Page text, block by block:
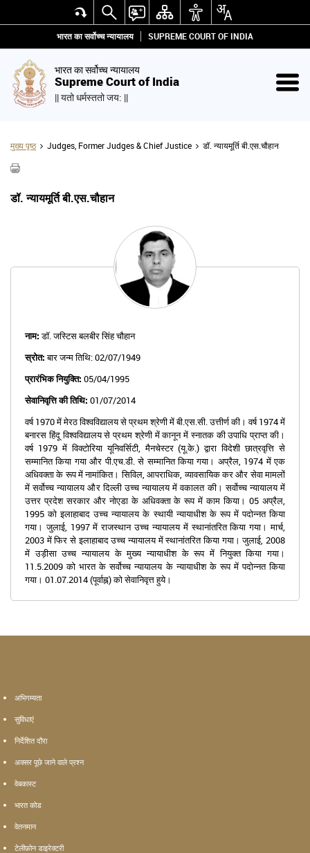
भारत का सर्वोच्च न्यायालय SUPREME COURT OF INDIA
भारत का सर्वोच्च न्यायालय
Supreme Court of India
|| यतो धर्मस्ततो जय: ||
मुख्य पृष्ठ Judges, Former Judges & Chief Justice डॉ. न्यायमूर्ति बी.एस.चौहान
डॉ. न्यायमूर्ति बी.एस.चौहान
नाम:डॉ. जस्टिस बलबीर सिंह चौहान
स्रोत:बार जन्म तिथि: 02/07/1949
प्रारंभिक नियुक्ति: 05/04/1995
सेवानिवृत्ति की तिथि: 01/07/2014
वर्ष 1970 में मेरठ विश्वविद्यालय से प्रथम श्रेणी में बी.एस.सी. उत्तीर्ण की। वर्ष 1974 में
बनारस हिंदू विश्वविद्यालय से प्रथम श्रेणी में कानून में स्नातक की उपाधि प्राप्त की।
वर्ष 1979 में विक्टोरिया यूनिवर्सिटी, मैनचेस्टर (यू.के.) द्वारा विदेशी छात्रवृत्ति से
सम्मानित किया गया और पी.एच.डी. से सम्मानित किया गया। अप्रैल, 1974 में एक
अधिवक्ता के रूप में नामांकित। सिविल, आपराधिक, व्यावसायिक कर और सेवा मामलों
में सर्वोच्च न्यायालय और दिल्ली उच्च न्यायालय में वकालत की। सर्वोच्च न्यायालय में
उत्तर प्रदेश सरकार और नोएडा के अधिवक्ता के रूप में काम किया। 05 अप्रैल,
1995 को इलाहाबाद उच्च न्यायालय के स्थायी न्यायाधीश के रूप में पदोन्नत किया
गया। जुलाई, 1997 में राजस्थान उच्च न्यायालय में स्थानांतरित किया गया। मार्च,
2003 में फिर से इलाहाबाद उच्च न्यायालय में स्थानांतरित किया गया। जुलाई, 2008
में उड़ीसा उच्च न्यायालय के मुख्य न्यायाधीश के रूप में नियुक्त किया गया।
11.5.2009 को भारत के सर्वोच्च न्यायालय के न्यायाधीश के रूप में पदोन्नत किया
गया। 01.07.2014 (पूर्वाह्न) को सेवानिवृत्त हुये।
अभिगम्यता
सुविधाएं
निर्देशित दौरा
अक्सर पूछे जाने वाले प्रश्न
वेबकास्ट
भारत कोड
वेतनमान
टेलीफ़ोन डाइरेक्टरी